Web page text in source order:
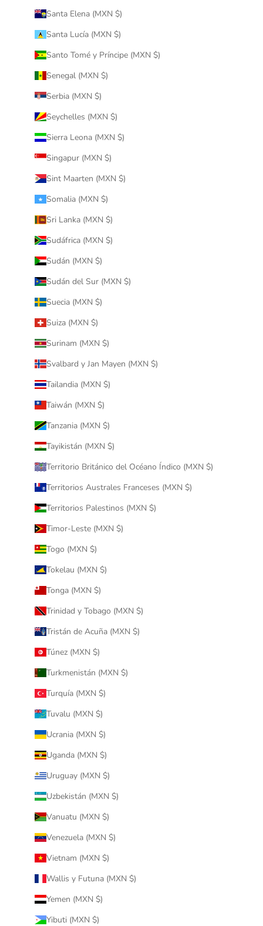
Santa Elena (MXN $)
Santa Lucía (MXN $)
Santo Tomé y Príncipe (MXN $)
Senegal (MXN $)
Serbia (MXN $)
Seychelles (MXN $)
Sierra Leona (MXN $)
Singapur (MXN $)
Sint Maarten (MXN $)
Somalia (MXN $)
Sri Lanka (MXN $)
Sudáfrica (MXN $)
Sudán (MXN $)
Sudán del Sur (MXN $)
Suecia (MXN $)
Suiza (MXN $)
Surinam (MXN $)
Svalbard y Jan Mayen (MXN $)
Tailandia (MXN $)
Taiwán (MXN $)
Tanzania (MXN $)
Tayikistán (MXN $)
Territorio Británico del Océano Índico (MXN $)
Territorios Australes Franceses (MXN $)
Territorios Palestinos (MXN $)
Timor-Leste (MXN $)
Togo (MXN $)
Tokelau (MXN $)
Tonga (MXN $)
Trinidad y Tobago (MXN $)
Tristán de Acuña (MXN $)
Túnez (MXN $)
Turkmenistán (MXN $)
Turquía (MXN $)
Tuvalu (MXN $)
Ucrania (MXN $)
Uganda (MXN $)
Uruguay (MXN $)
Uzbekistán (MXN $)
Vanuatu (MXN $)
Venezuela (MXN $)
Vietnam (MXN $)
Wallis y Futuna (MXN $)
Yemen (MXN $)
Yibuti (MXN $)